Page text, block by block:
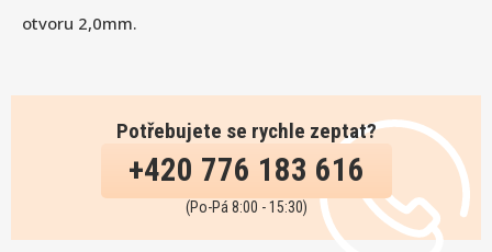
otvoru 2,0mm.
Potřebujete se rychle zeptat?
+420 776 183 616
(Po-Pá 8:00 - 15:30)